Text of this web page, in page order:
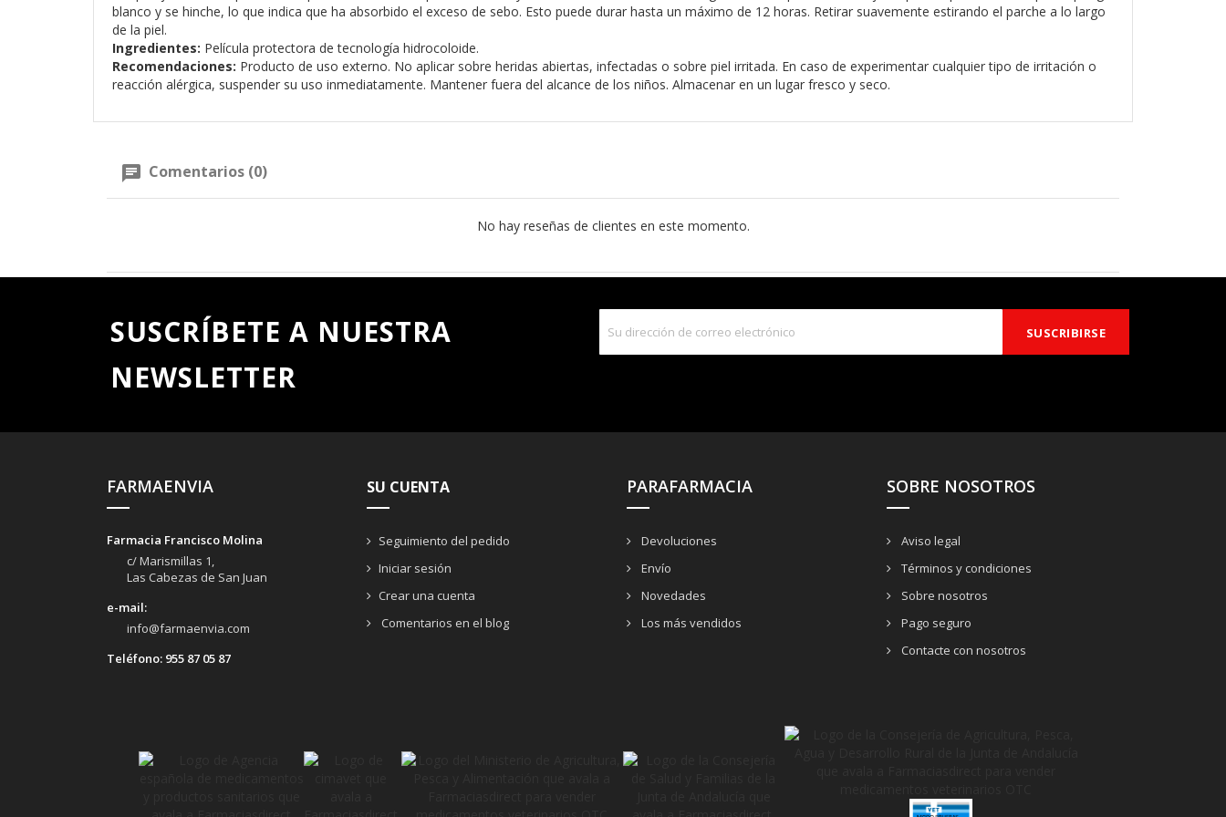
blanco y se hinche, lo que indica que ha absorbido el exceso de sebo. Esto puede durar hasta un máximo de 12 horas. Retirar suavemente estirando el parche a lo largo
de la piel.
Ingredientes: Película protectora de tecnología hidrocoloide.
Recomendaciones: Producto de uso externo. No aplicar sobre heridas abiertas, infectadas o sobre piel irritada. En caso de experimentar cualquier tipo de irritación o
reacción alérgica, suspender su uso inmediatamente. Mantener fuera del alcance de los niños. Almacenar en un lugar fresco y seco.
Comentarios (0)
No hay reseñas de clientes en este momento.
SUSCRÍBETE A NUESTRA
NEWSLETTER
FARMAENVIA
Farmacia Francisco Molina
c/ Marismillas 1,
Las Cabezas de San Juan
e-mail:
info@farmaenvia.com
Teléfono: 955 87 05 87
SU CUENTA
Seguimiento del pedido
Iniciar sesión
Crear una cuenta
Comentarios en el blog
PARAFARMACIA
Devoluciones
Envío
Novedades
Los más vendidos
SOBRE NOSOTROS
Aviso legal
Términos y condiciones
Sobre nosotros
Pago seguro
Contacte con nosotros